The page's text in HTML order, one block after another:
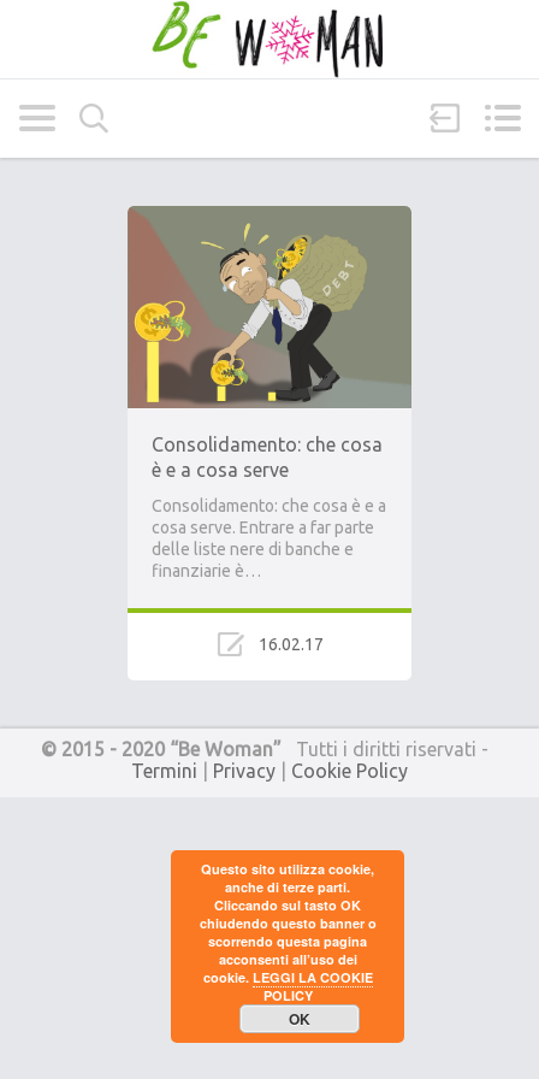
Consolidamento: che cosa
è e a cosa serve
Consolidamento: che cosa è e a
cosa serve. Entrare a far parte
delle liste nere di banche e
finanziarie è…
16.02.17
© 2015 - 2020 “Be Woman” Tutti i diritti riservati -
Termini
Privacy Cookie Policy
Questo sito utilizza cookie,
anche di terze parti.
Cliccando sul tasto OK
chiudendo questo banner o
scorrendo questa pagina
acconsenti all’uso dei
cookie. LEGGI LA COOKIE
POLICY
OK